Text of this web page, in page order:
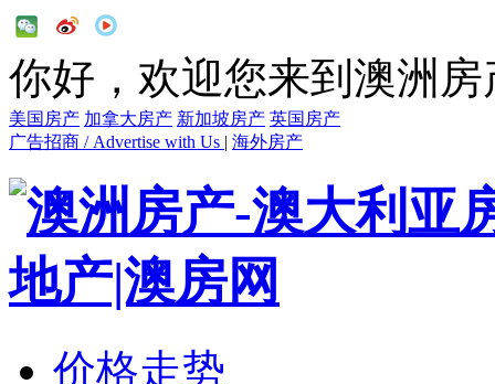
你好，欢迎您来到澳洲房
美国房产 加拿大房产 新加坡房产 英国房产
广告招商 / Advertise with Us | 海外房产
价格走势